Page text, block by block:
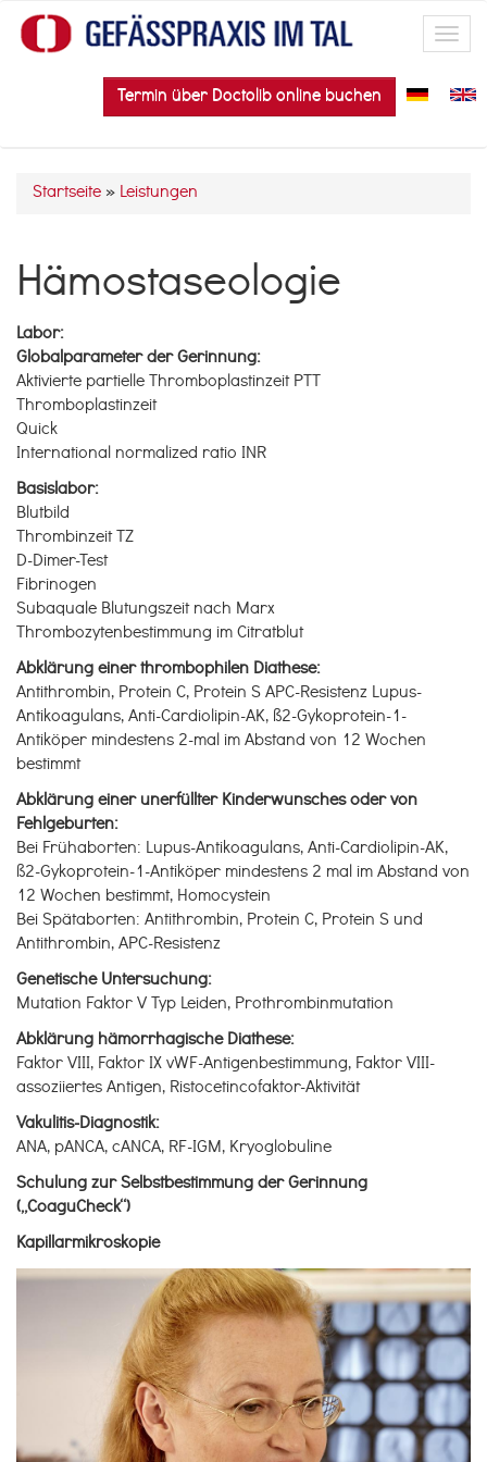
Direkt zum Inhalt
Termin über Doctolib online buchen
Sie sind hier
Startseite » Leistungen
Hämostaseologie
Labor:
Globalparameter der Gerinnung:
Aktivierte partielle Thromboplastinzeit PTT
Thromboplastinzeit
Quick
International normalized ratio INR
Basislabor:
Blutbild
Thrombinzeit TZ
D-Dimer-Test
Fibrinogen
Subaquale Blutungszeit nach Marx
Thrombozytenbestimmung im Citratblut
Abklärung einer thrombophilen Diathese:
Antithrombin, Protein C, Protein S APC-Resistenz Lupus-
Antikoagulans, Anti-Cardiolipin-AK, ß2-Gykoprotein-1-
Antiköper mindestens 2-mal im Abstand von 12 Wochen
bestimmt
Abklärung einer unerfüllter Kinderwunsches oder von
Fehlgeburten:
Bei Frühaborten: Lupus-Antikoagulans, Anti-Cardiolipin-AK,
ß2-Gykoprotein-1-Antiköper mindestens 2 mal im Abstand von
12 Wochen bestimmt, Homocystein
Bei Spätaborten: Antithrombin, Protein C, Protein S und
Antithrombin, APC-Resistenz
Genetische Untersuchung:
Mutation Faktor V Typ Leiden, Prothrombinmutation
Abklärung hämorrhagische Diathese:
Faktor VIII, Faktor IX vWF-Antigenbestimmung, Faktor VIII-
assoziiertes Antigen, Ristocetincofaktor-Aktivität
Vakulitis-Diagnostik:
ANA, pANCA, cANCA, RF-IGM, Kryoglobuline
Schulung zur Selbstbestimmung der Gerinnung
(„CoaguCheck“)
Kapillarmikroskopie